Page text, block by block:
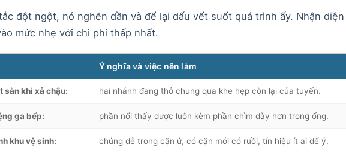
đột ngột, nó nghẽn dần và để lại dấu vết suốt quá trình ấy. Nhận diện
mức nhẹ với chi phí thấp nhất.
Ý nghĩa và việc nên làm
sàn khi xả chậu: hai nhánh đang thở chung qua khe hẹp còn lại của tuyến.
ga bếp: phần nổi thấy được luôn kèm phần chìm dày hơn trong ống.
khu vệ sinh: chúng đẻ trong cặn ứ, có cặn mới có ruồi, tín hiệu ít ai để ý.